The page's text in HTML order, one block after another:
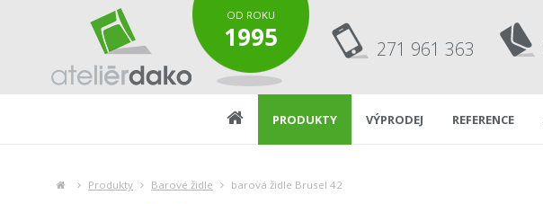
OD ROKU
1995 271 961 363
PRODUKTY VÝPRODEJ REFERENCE
Produkty Barové židle barová židle Brusel 42